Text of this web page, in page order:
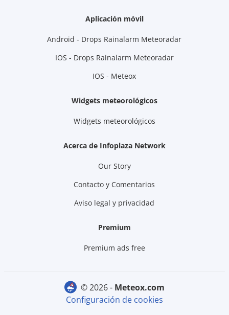
Aplicación móvil
Android - Drops Rainalarm Meteoradar
IOS - Drops Rainalarm Meteoradar
IOS - Meteox
Widgets meteorológicos
Widgets meteorológicos
Acerca de Infoplaza Network
Our Story
Contacto y Comentarios
Aviso legal y privacidad
Premium
Premium ads free
© 2026 -
meteox.com
Configuración de cookies